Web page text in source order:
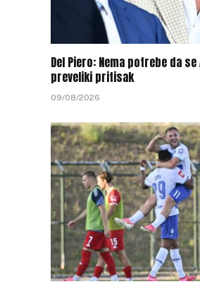
Del Piero: Nema potrebe da
preveliki pritisak
09/08/2026